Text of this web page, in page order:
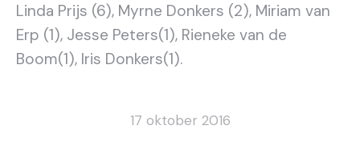
Linda Prijs (6), Myrne Donkers (2), Miriam van
Erp (1), Jesse Peters(1), Rieneke van de
Boom(1), Iris Donkers(1).
17 oktober 2016